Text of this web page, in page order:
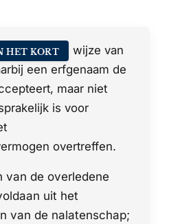
HET KORTis de wijze van
een erfgenaam de
maar niet
is voor
overtreffen.
van de overledene
uit het
van de nalatenschap;